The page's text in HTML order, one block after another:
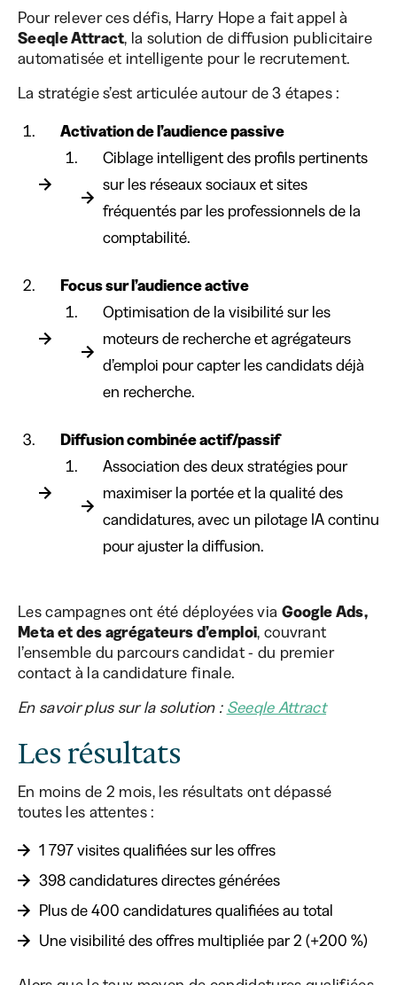
Pour relever ces défis, Harry Hope a fait appel à
Seeqle Attract, la solution de diffusion publicitaire
automatisée et intelligente pour le recrutement.
La stratégie s’est articulée autour de 3 étapes :
Activation de l’audience passive
Ciblage intelligent des profils pertinents
sur les réseaux sociaux et sites
fréquentés par les professionnels de la
comptabilité.
Focus sur l’audience active
Optimisation de la visibilité sur les
moteurs de recherche et agrégateurs
d’emploi pour capter les candidats déjà
en recherche.
Diffusion combinée actif/passif
Association des deux stratégies pour
maximiser la portée et la qualité des
candidatures, avec un pilotage IA continu
pour ajuster la diffusion.
Les campagnes ont été déployées via Google Ads,
Meta et des agrégateurs d’emploi, couvrant
l’ensemble du parcours candidat - du premier
contact à la candidature finale.
En savoir plus sur la solution : Seeqle Attract
Les résultats
En moins de 2 mois, les résultats ont dépassé
toutes les attentes :
1 797 visites qualifiées sur les offres
398 candidatures directes générées
Plus de 400 candidatures qualifiées au total
Une visibilité des offres multipliée par 2 (+200 %)